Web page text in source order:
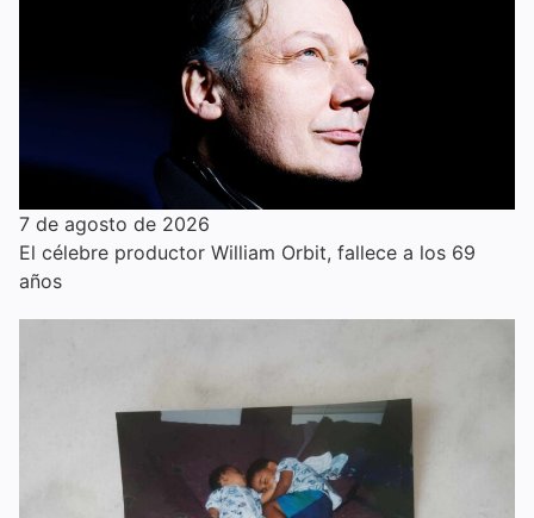
7 de agosto de 2026
El célebre productor William Orbit, fallece a los 69
años